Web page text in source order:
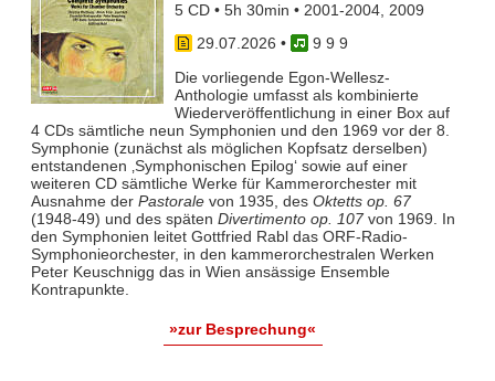
5 CD • 5h 30min • 2001-2004, 2009
29.07.2026 •
9 9 9
Die vorliegende Egon-Wellesz-
Anthologie umfasst als kombinierte
Wiederveröffentlichung in einer Box auf
4 CDs sämtliche neun Symphonien und den 1969 vor der 8.
Symphonie (zunächst als möglichen Kopfsatz derselben)
entstandenen ‚Symphonischen Epilog‘ sowie auf einer
weiteren CD sämtliche Werke für Kammerorchester mit
Ausnahme der Pastoralevon 1935, des Oktetts op. 67
(1948-49) und des späten Divertimento op. 107von 1969. In
den Symphonien leitet Gottfried Rabl das ORF-Radio-
Symphonieorchester, in den kammerorchestralen Werken
Peter Keuschnigg das in Wien ansässige Ensemble
Kontrapunkte.
»zur Besprechung«